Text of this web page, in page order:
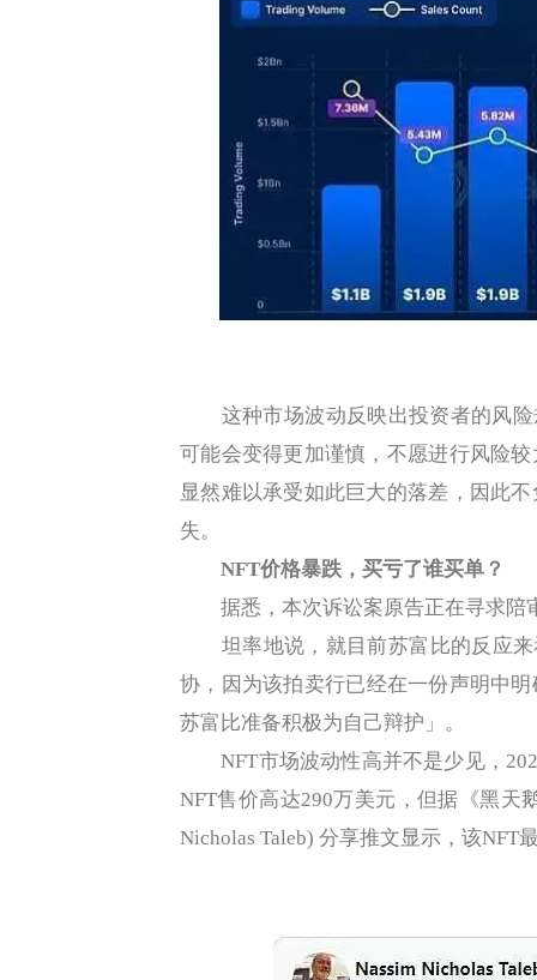
这种市场波动反映出投资者的风险
可能会变得更加谨慎，不愿进行风险
显然难以承受如此巨大的落差，因此
失。
NFT价格暴跌，买亏了谁买单？
据悉，本次诉讼案原告正在寻求陪
坦率地说，就目前苏富比的反应来
协，因为该拍卖行已经在一份声明中
苏富比准备积极为自己辩护」。
NFT市场波动性高并不是少见，
NFT售价高达290万美元，但据《黑天
Nicholas Taleb) 分享推文显示，该NFT